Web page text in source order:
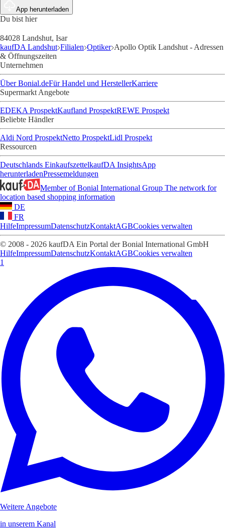
App herunterladen
Du bist hier
84028 Landshut, Isar
kaufDA Landshut Filialen Optiker Apollo Optik Landshut - Adressen
& Öffnungszeiten
Unternehmen
Über Bonial.deFür Handel und HerstellerKarriere
Supermarkt Angebote
EDEKA ProspektKaufland ProspektREWE Prospekt
Beliebte Händler
Aldi Nord ProspektNetto ProspektLidl Prospekt
Ressourcen
Deutschlands EinkaufszettelkaufDA InsightsApp
herunterladenPressemeldungen
Member of Bonial International Group The network for
location based shopping information
DE
FR
HilfeImpressumDatenschutzKontaktAGBCookies verwalten
© 2008 - 2026 kaufDA Ein Portal der Bonial International GmbH
HilfeImpressumDatenschutzKontaktAGBCookies verwalten
1
Weitere Angebote
in unserem Kanal